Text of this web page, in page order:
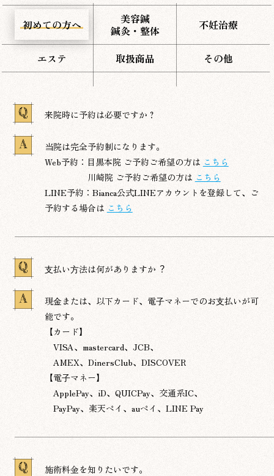
初めての方へ
美容鍼
鍼灸・整体
不妊治療
エステ 取扱商品 その他
Q 来院時に予約は必要ですか？
A
当院は完全予約制になります。
Web予約：目黒本院 ご予約ご希望の方は こちら
川崎院 ご予約ご希望の方は こちら
LINE予約：Bianca公式LINEアカウントを登録して、ご
予約する場合は こちら
Q ⽀払い⽅法は何がありますか︖
A
現⾦または、以下カード、電⼦マネーでのお⽀払いが可
能です。
【カード】
VISA、mastercard、JCB、
AMEX、DinersClub、DISCOVER
【電⼦マネー】
ApplePay、iD、QUICPay、交通系IC、
PayPay、楽天ペイ、auペイ、LINE Pay
Q 施術料金を知りたいです。